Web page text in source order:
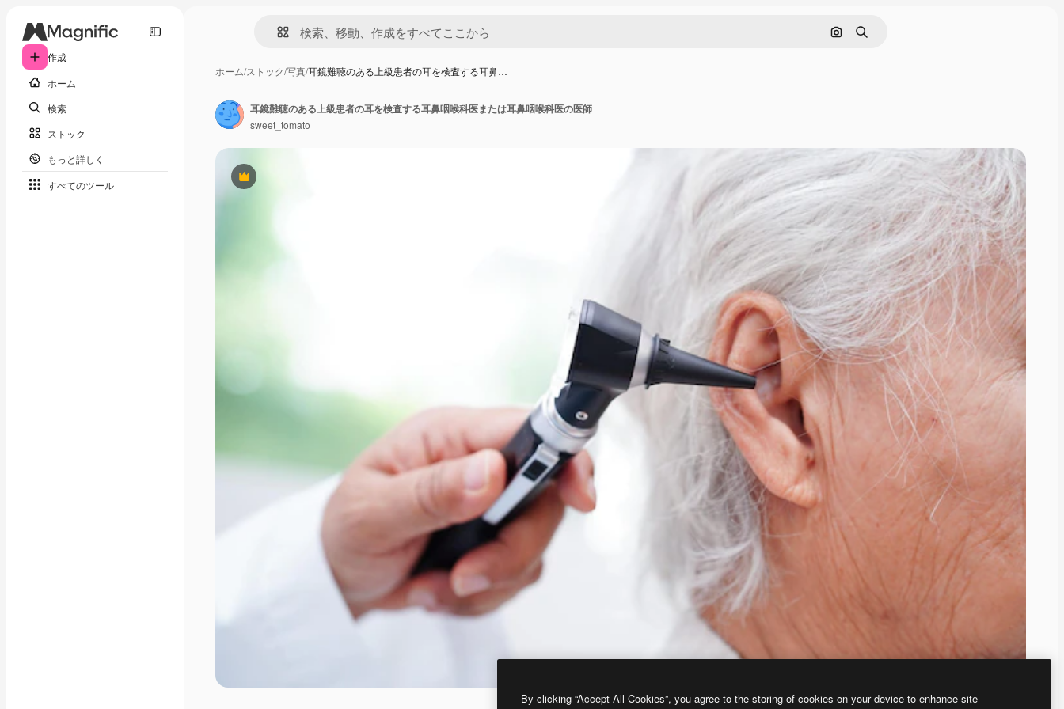
作成
ホーム
検索
ストック
もっと詳しく
すべてのツール
画像で検索
検索
ホーム/ストック/写真/耳鏡難聴のある上級患者の耳を検査する耳鼻…
Premium
耳鏡難聴のある上級患者の耳を検査する耳鼻咽喉科医または耳鼻咽喉科医の医師
sweet_tomato
By clicking “Accept All Cookies”, you agree to the storing of cookies on your device to enhance site